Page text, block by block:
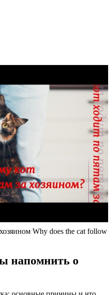
Why does the cat follow
напомнить о